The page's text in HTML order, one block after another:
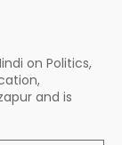
on Politics,
and is